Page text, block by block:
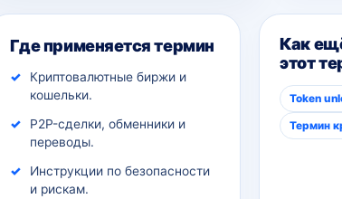
Где применяется термин
Криптовалютные биржи и
кошельки.
P2P-сделки, обменники и
переводы.
Инструкции по безопасности
и рискам.
Как
этот
Token
Термин